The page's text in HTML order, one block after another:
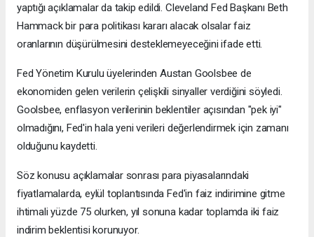
yaptığı açıklamalar da takip edildi. Cleveland Fed Başkanı Beth
Hammack bir para politikası kararı alacak olsalar faiz
oranlarının düşürülmesini desteklemeyeceğini ifade etti.
Fed Yönetim Kurulu üyelerinden Austan Goolsbee de
ekonomiden gelen verilerin çelişkili sinyaller verdiğini söyledi.
Goolsbee, enflasyon verilerinin beklentiler açısından "pek iyi"
olmadığını, Fed'in hala yeni verileri değerlendirmek için zamanı
olduğunu kaydetti.
Söz konusu açıklamalar sonrası para piyasalarındaki
fiyatlamalarda, eylül toplantısında Fed'in faiz indirimine gitme
ihtimali yüzde 75 olurken, yıl sonuna kadar toplamda iki faiz
indirim beklentisi korunuyor.